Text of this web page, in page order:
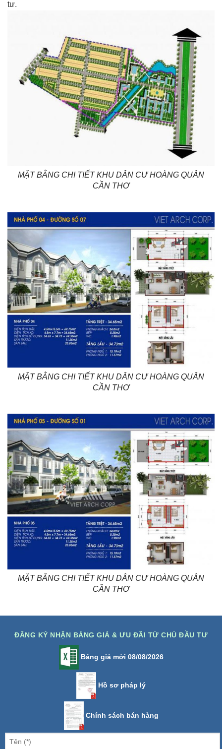
tư.
MẶT BẰNG CHI TIẾT KHU DÂN CƯ HOÀNG QUÂN
CẦN THƠ
MẶT BẰNG CHI TIẾT KHU DÂN CƯ HOÀNG QUÂN
CẦN THƠ
MẶT BẰNG CHI TIẾT KHU DÂN CƯ HOÀNG QUÂN
CẦN THƠ
ĐĂNG KÝ NHẬN BẢNG GIÁ & ƯU ĐÃI TỪ CHỦ ĐẦU TƯ
Bảng giá mới 08/08/2026
Hồ sơ pháp lý
Chính sách bán hàng